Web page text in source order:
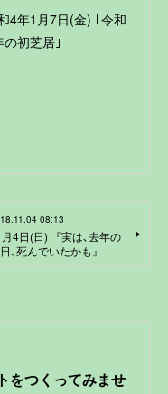
4年1月7日(金) ｢令和
の初芝居｣
08:13
4日(日) 『実は､去年の
､死んでいたかも』
をつくってみませ